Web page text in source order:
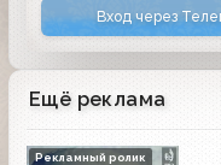
Вход через
Ещё реклама
Рекламный ролик